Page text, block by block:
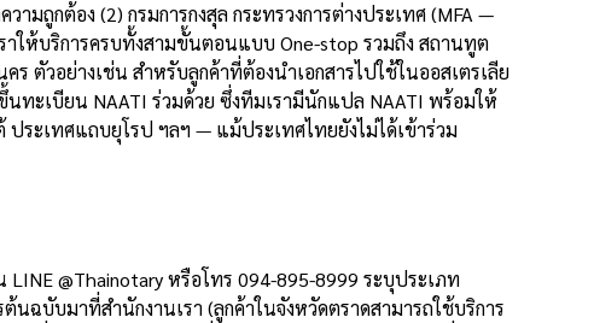
มถูกต้อง (2) กรมการกงสุล กระทรวงการต่างประเทศ (MFA —
ให้บริการครบทั้งสามขั้นตอนแบบ One-stop รวมถึง สถานทูต
ตัวอย่างเช่น สำหรับลูกค้าที่ต้องนำเอกสารไปใช้ในออสเตรเลีย
ทะเบียน NAATI ร่วมด้วย ซึ่งทีมเรามีนักแปล NAATI พร้อมให้
ประเทศแถบยุโรป ฯลฯ — แม้ประเทศไทยยังไม่ได้เข้าร่วม
@Thainotary หรือโทร 094-895-8999 ระบุประเภท
นฉบับมาที่สำนักงานเรา (ลูกค้าในจังหวัดตราดสามารถใช้บริการ